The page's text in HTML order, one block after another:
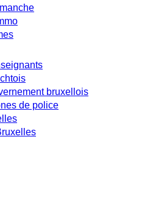
bruxellois
de police